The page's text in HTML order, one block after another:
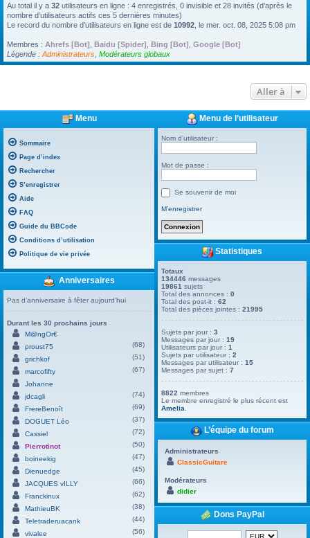
Au total il y a 32 utilisateurs en ligne : 4 enregistrés, 0 invisible et 28 invités (d’après le
nombre d’utilisateurs actifs ces 5 dernières minutes)
Le record du nombre d’utilisateurs en ligne est de 10992 , le mer. oct. 08, 2025 5:08 pm
Membres : Ahrefs [Bot] Baidu [Spider] Bing [Bot] Google [Bot]
Légende : Administrateurs Modérateurs globaux
Aller à
Menu
Sommaire
Page d’index
Rechercher
S’enregistrer
Aide
FAQ
Guide du BBCode
Conditions d’utilisation
Politique de vie privée
Anniversaires
Pas d’anniversaire à fêter aujourd’hui
Durant les 30 prochains jours
M@ngOr€
proust75
(68)
grichkof
(51)
marcofifty
(67)
Johanne
jdcagli
(74)
FrereBenoît
(69)
DOGUET Léo
(37)
Cassiel
(72)
Pierrotinot
(50)
boineekig
(47)
Dienuedge
(45)
JACQUES vILLY
(66)
Franckinux
(62)
MathieuBK
(38)
Teletraderuacank
(44)
vivalee
(56)
Menu de l’utilisateur
Nom d’utilisateur :
Mot de passe :
Se souvenir de moi
M’enregistrer
Statistiques
Totaux
134446 messages
19861 sujets
Total des annonces :0
Total des post-it :62
Total des pièces jointes :21995
Sujets par jour :3
Messages par jour :19
Utilisateurs par jour :1
Sujets par utilisateur :2
Messages par utilisateur :15
Messages par sujet :7
8822 membres
Le membre enregistré le plus récent est
Amelia
L’équipe du forum
Administrateurs
ClassicGuitare
Modérateurs
didier
Dons PayPal